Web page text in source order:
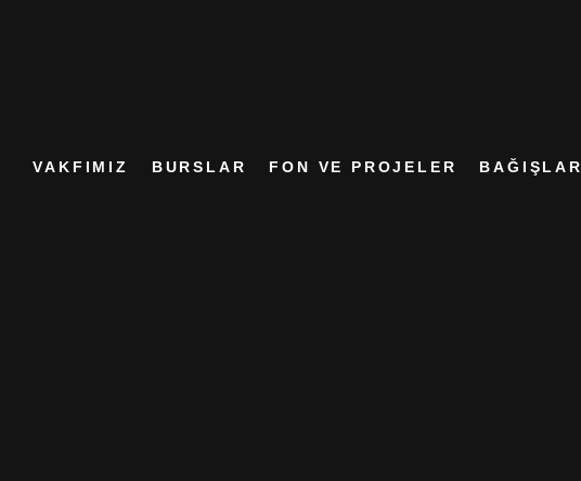
VAKFIMIZ BURSLAR FON VE PROJELER BAĞIŞLAR